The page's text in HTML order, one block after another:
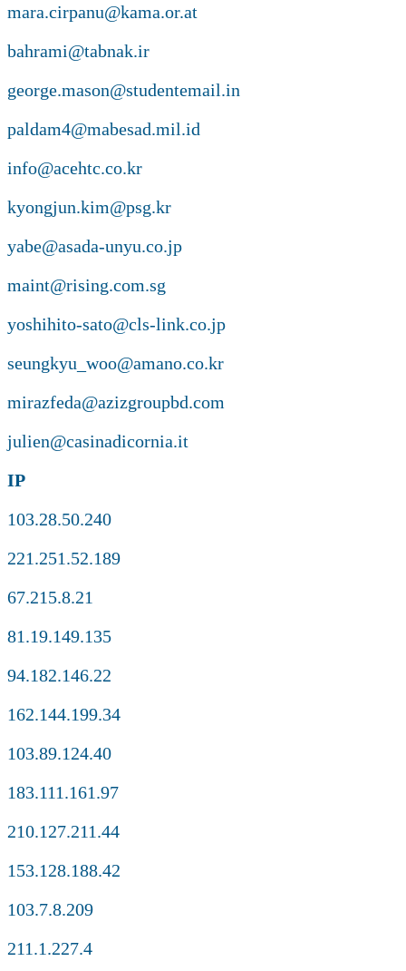
mara.cirpanu@kama.or.at
bahrami@tabnak.ir
george.mason@studentemail.in
paldam4@mabesad.mil.id
info@acehtc.co.kr
kyongjun.kim@psg.kr
yabe@asada-unyu.co.jp
maint@rising.com.sg
yoshihito-sato@cls-link.co.jp
seungkyu_woo@amano.co.kr
mirazfeda@azizgroupbd.com
julien@casinadicornia.it
IP
103.28.50.240
221.251.52.189
67.215.8.21
81.19.149.135
94.182.146.22
162.144.199.34
103.89.124.40
183.111.161.97
210.127.211.44
153.128.188.42
103.7.8.209
211.1.227.4